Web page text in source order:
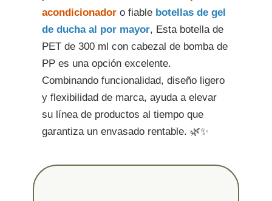
acondicionador o fiable botellas de gel
de ducha al por mayor, Esta botella de
PET de 300 ml con cabezal de bomba de
PP es una opción excelente.
Combinando funcionalidad, diseño ligero
y flexibilidad de marca, ayuda a elevar
su línea de productos al tiempo que
garantiza un envasado rentable. 🌿✨